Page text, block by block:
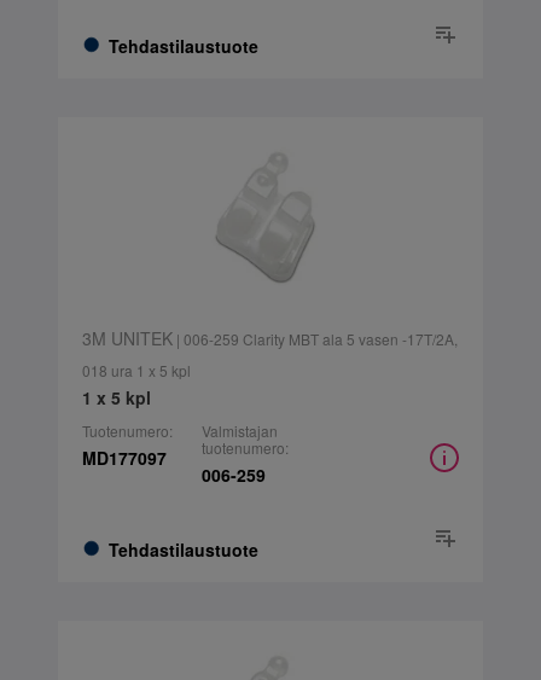
Tehdastilaustuote
3M UNITEK| 006-259 Clarity MBT ala 5 vasen -17T/2A,
018 ura 1 x 5 kpl
1 x 5 kpl
Tuotenumero:
MD177097
Tehdastilaustuote
Valmistajan
tuotenumero:
006-259